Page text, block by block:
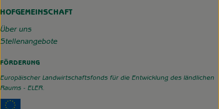
HOFGEMEINSCHAFT
Über uns
Stellenangebote
FÖRDERUNG
Europäischer Landwirtschaftsfonds für die Entwicklung des ländlichen
Raums - ELER.